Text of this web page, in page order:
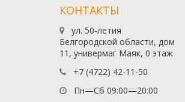
КОНТАКТЫ
ул. 50-летия
Белгородской области, дом
11, универмаг Маяк, 0 этаж
+7 (4722) 42-11-50
Пн—Сб 09:00—20:00